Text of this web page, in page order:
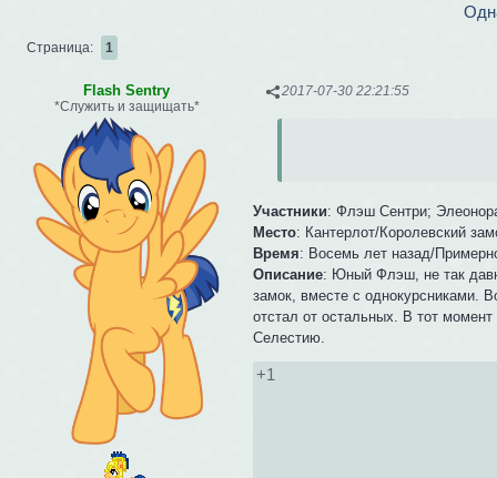
Страница: 1
2017-07-30 22:21:55
Flash Sentry
*Служить и защищать*
Участники: Флэш Сентри;
Место: Кантерлот/Королевский
Время: Восемь лет назад/
Описание: Юный Флэш, не так
замок, вместе с однокурсниками.
отстал от остальных. В тот
Селестию.
+1